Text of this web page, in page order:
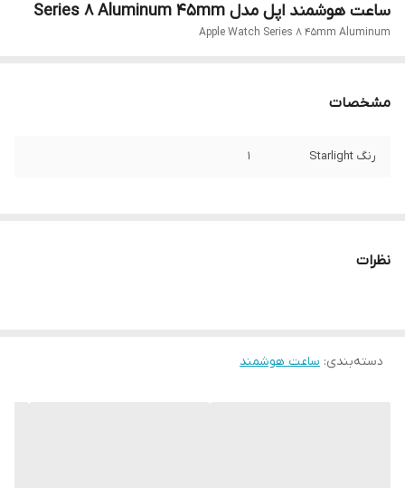
ساعت هوشمند اپل مدل Series 8 Aluminum 45mm
Apple Watch Series 8 45mm Aluminum
مشخصات
رنگ Starlight 1
نظرات
دسته‌بندی: ساعت هوشمند